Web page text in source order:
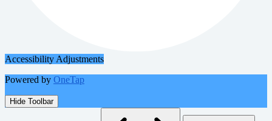
Accessibility Adjustments
Powered by OneTap
Hide Toolbar